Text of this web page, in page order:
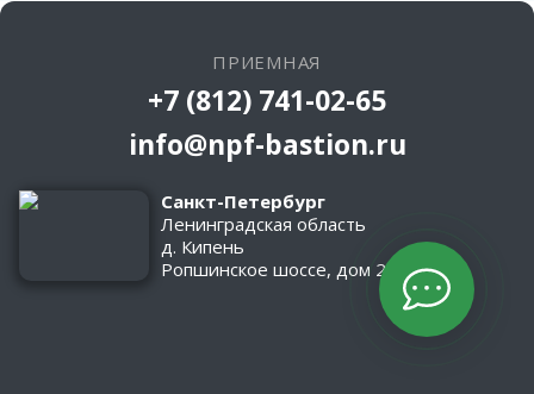
ПРИЕМНАЯ
+7 (812) 741-02-65
info@npf-bastion.ru
Санкт-Петербург
Ленинградская область
д. Кипень
Ропшинское шоссе, дом 2/1